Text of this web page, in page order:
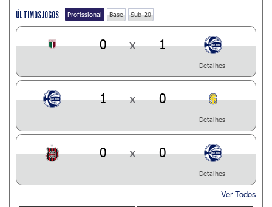
ÚLTIMOS JOGOS Profissional Base Sub-20
0 x 1
Detalhes
1 x 0
Detalhes
0 x 0
Detalhes
Ver Todos